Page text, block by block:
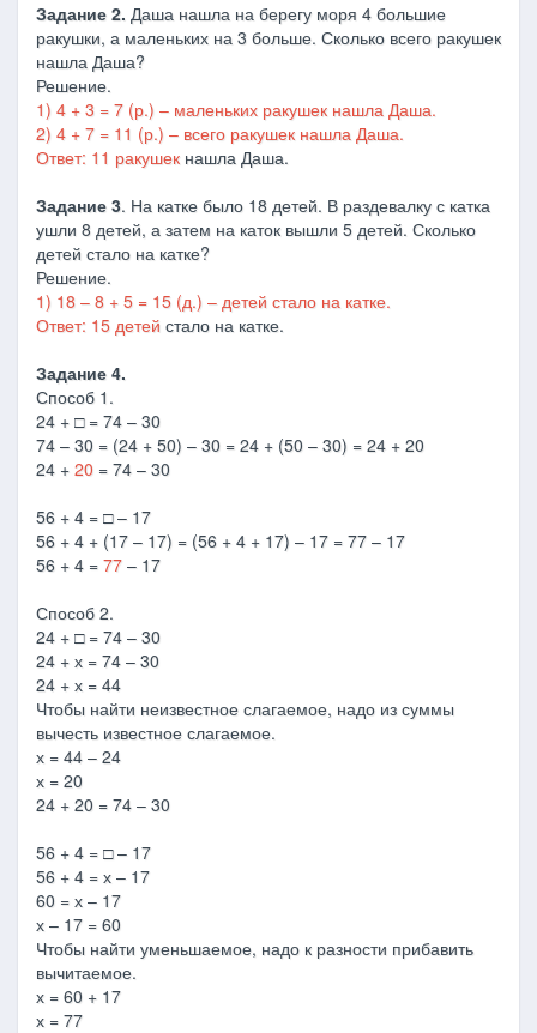
Задание 2. Даша нашла на берегу моря 4 большие
ракушки, а маленьких на 3 больше. Сколько всего ракушек
нашла Даша?
Решение.
1) 4 + 3 = 7 (р.) – маленьких ракушек нашла Даша.
2) 4 + 7 = 11 (р.) – всего ракушек нашла Даша.
Ответ: 11 ракушек нашла Даша.
Задание 3. На катке было 18 детей. В раздевалку с катка
ушли 8 детей, а затем на каток вышли 5 детей. Сколько
детей стало на катке?
Решение.
1) 18 – 8 + 5 = 15 (д.) – детей стало на катке.
Ответ: 15 детей стало на катке.
Задание 4.
Способ 1.
24 + □ = 74 – 30
74 – 30 = (24 + 50) – 30 = 24 + (50 – 30) = 24 + 20
24 + 20 = 74 – 30
56 + 4 = □ – 17
56 + 4 + (17 – 17) = (56 + 4 + 17) – 17 = 77 – 17
56 + 4 = 77 – 17
Способ 2.
24 + □ = 74 – 30
24 + х = 74 – 30
24 + х = 44
Чтобы найти неизвестное слагаемое, надо из суммы
вычесть известное слагаемое.
х = 44 – 24
х = 20
24 + 20 = 74 – 30
56 + 4 = □ – 17
56 + 4 = х – 17
60 = х – 17
х – 17 = 60
Чтобы найти уменьшаемое, надо к разности прибавить
вычитаемое.
х = 60 + 17
х = 77